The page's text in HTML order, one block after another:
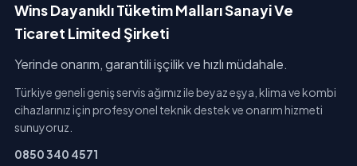
Wins Dayanıklı Tüketim Malları Sanayi Ve
Ticaret Limited Şirketi
Yerinde onarım, garantili işçilik ve hızlı müdahale.
Türkiye geneli geniş servis ağımız ile beyaz eşya, klima ve kombi
cihazlarınız için profesyonel teknik destek ve onarım hizmeti
sunuyoruz.
0850 340 4571